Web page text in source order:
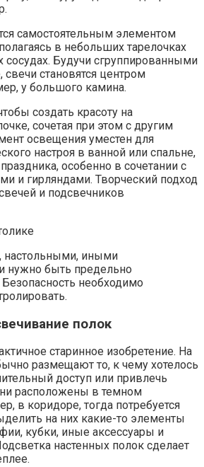
самостоятельным элементом
в небольших тарелочках
Будучи сгруппированными
становятся центром
у большого камина.
создать красоту на
сочетая при этом с другим
освещения уместен для
настроя в ванной или спальне,
особенно в сочетании с
и гирляндами. Творческий подход
и подсвечников
настольными, иными
нужно быть предельно
необходимо
полок
старинное изобретение. На
размещают то, к чему хотелось
доступ или привлечь
расположены в темном
в коридоре, тогда потребуется
на них какие-то элементы
кубки, иные аксессуары и
настенных полок сделает